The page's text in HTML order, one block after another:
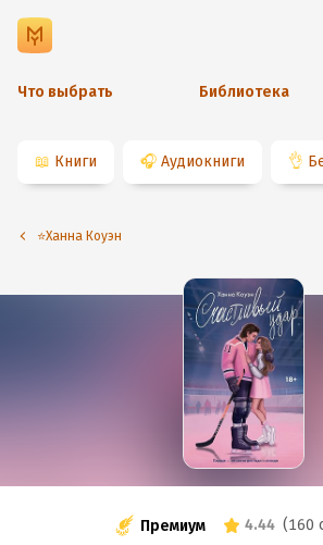
Что выбрать Библиотека
📖 Книги 🎧 Аудиокниги 👌
⭐️Ханна Коуэн
Премиум 4.44 (160